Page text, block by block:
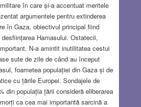
în care și-a accentuat meritele
argumentele pentru extinderea
în Gaza, obiectivul principal fiind
desființarea Hamasului. Ostatecii,
N-a amintit inutilitatea cestui
sute de zile de când au început
foametea populației din Gaza și de
cu țările Europei. Sondajele de
din populația țării consideră eliberarea
ca cea mai importantă sarcină a